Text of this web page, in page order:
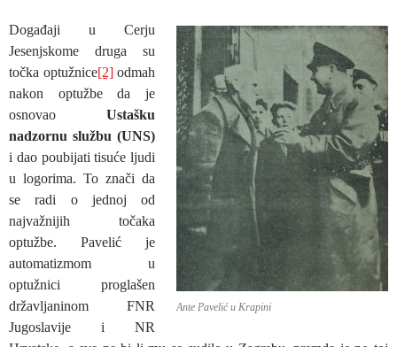
Ante Pavelić u Krapini
Događaji u Cerju
Jesenjskome druga su
točka optužnice[2]odmah
nakon optužbe da je
osnovao Ustašku
nadzornu službu (UNS)
i dao poubijati tisuće ljudi
u logorima. To znači da
se radi o jednoj od
najvažnijih točaka
optužbe. Pavelić je
automatizmom u
optužnici proglašen
državljaninom FNR
Jugoslavije i NR